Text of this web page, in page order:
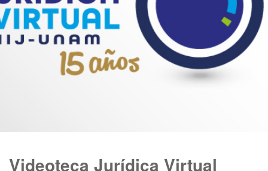
Videoteca Jurídica Virtual